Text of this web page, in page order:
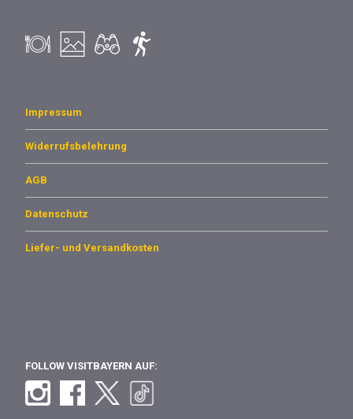
Impressum
Widerrufsbelehrung
AGB
Datenschutz
Liefer- und Versandkosten
FOLLOW VISITBAYERN AUF: